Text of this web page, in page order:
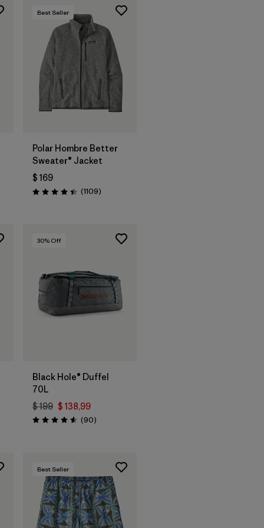
Best Seller
Polar Hombre Better
Sweater® Jacket
$ 169
Valoración: 4.4 / 5
(1109Comentarios
)
30% Off
Black Hole® Duffel
70L
$ 199 $ 138,99
Valoración: 4.6 / 5
(90Comentarios
)
Best Seller